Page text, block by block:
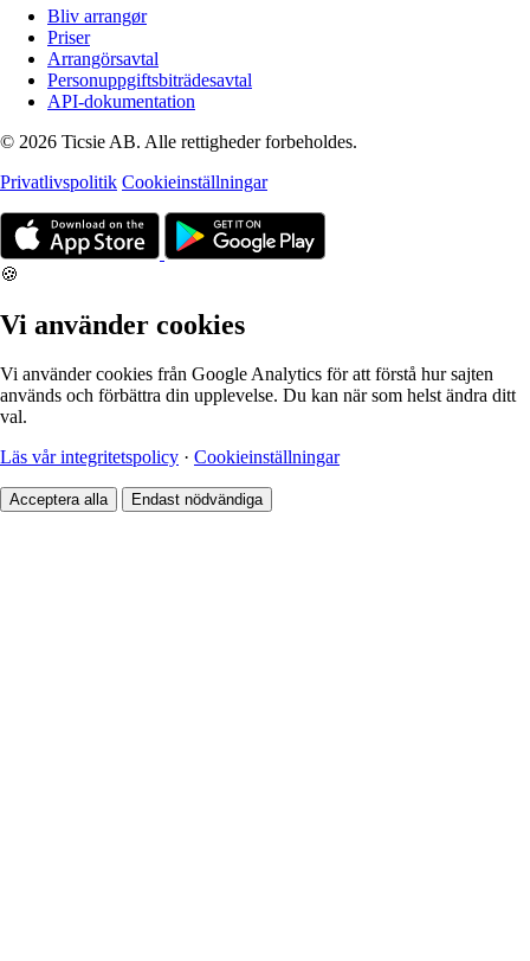
Bliv arrangør
Priser
Arrangörsavtal
Personuppgiftsbiträdesavtal
API-dokumentation
© 2026 Ticsie AB. Alle rettigheder forbeholdes.
Privatlivspolitik Cookieinställningar
🍪
Vi använder cookies
Vi använder cookies från Google Analytics för att förstå hur sajten
används och förbättra din upplevelse. Du kan när som helst ändra ditt
val.
Läs vår integritetspolicy · Cookieinställningar
Acceptera alla Endast nödvändiga